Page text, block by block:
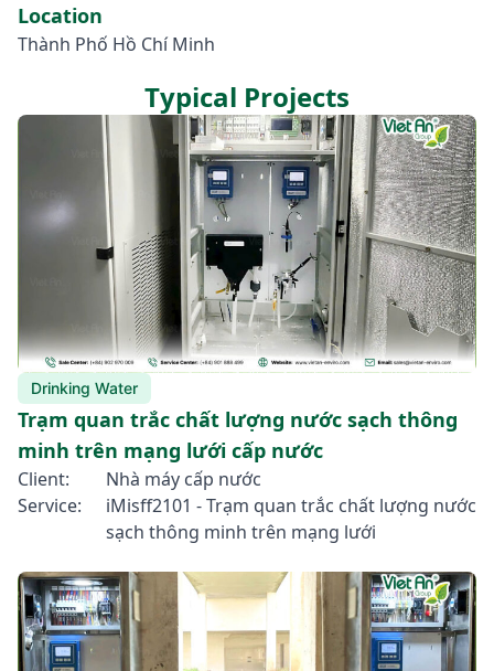
Location
Thành Phố Hồ Chí Minh
Typical Projects
Drinking Water
Trạm quan trắc chất lượng nước sạch thông
minh trên mạng lưới cấp nước
Client:
Nhà máy cấp nước
Service:
iMisff2101 - Trạm quan trắc chất lượng nước
sạch thông minh trên mạng lưới